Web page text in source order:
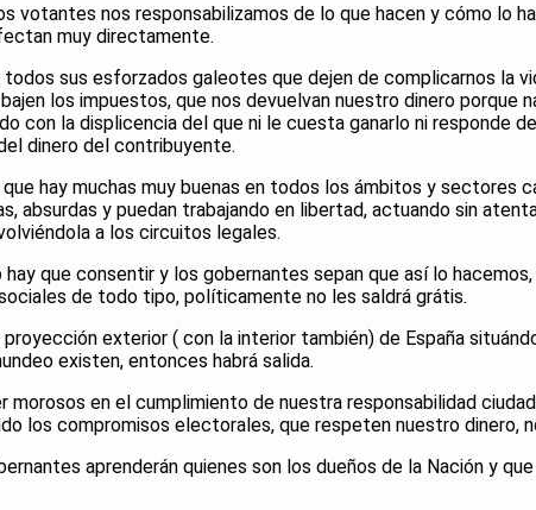
votantes nos responsabilizamos de lo que hacen y cómo lo
muy directamente.
sus esforzados galeotes que dejen de complicarnos la
los impuestos, que nos devuelvan nuestro dinero
con la displicencia del que ni le cuesta ganarlo ni responde
dinero del contribuyente.
que hay muchas muy buenas en todos los ámbitos y
absurdas y puedan trabajando en libertad, actuando sin
a los circuitos legales.
hay que consentir y los gobernantes sepan que así lo
de todo tipo, políticamente no les saldrá grátis.
proyección exterior ( con la interior también) de España
existen, entonces habrá salida.
morosos en el cumplimiento de nuestra responsabilidad
los compromisos electorales, que respeten nuestro dinero,
aprenderán quienes son los dueños de la Nación y